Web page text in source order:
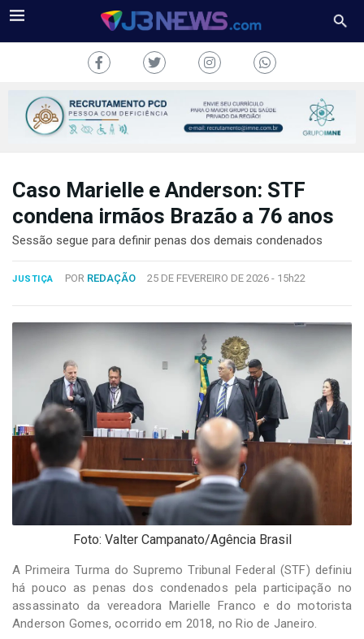
J3NEWS
COLUNAS
CONOSCO
Copyright
Desenvolvido
Hesea
Tecnologia
Sistemas
Caso Marielle e Anderson: STF
condena irmãos Brazão a 76 anos
Sessão segue para definir penas dos demais condenados
JUSTIÇA POR REDAÇÃO 25 DE FEVEREIRO DE 2026 - 15h22
Foto: Valter Campanato/Agência Brasil
A Primeira Turma do Supremo Tribunal Federal (STF) definiu
há pouco as penas dos condenados pela participação no
assassinato da vereadora Marielle Franco e do motorista
Anderson Gomes, ocorrido em 2018, no Rio de Janeiro.